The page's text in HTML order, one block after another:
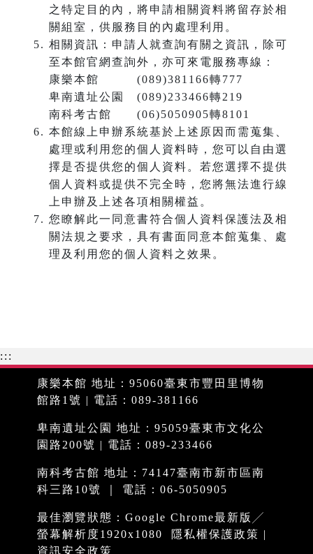
之特定目的內，將申請相關資料將留存於相
關組室，供服務目的內處理利用。
相關資訊：申請人就查詢有關之資訊，除可
至本館官網查詢外，亦可來電服務專線：
康樂本館 (089)381166轉777
卑南遺址公園 (089)233466轉219
南科考古館 (06)5050905轉8101
本館線上申辦系統基於上述原因而需蒐集、
處理或利用您的個人資料時，您可以自由選
擇是否提供您的個人資料。若您選擇不提供
個人資料或提供不完全時，您將無法進行線
上申辦及上述各項相關權益。
您瞭解此一同意書符合個人資料保護法及相
關法規之要求，具有書面同意本館蒐集、處
理及利用您的個人資料之效果。
:::
康樂本館 地址：95060臺東市豐田里博物
館路1號 | 電話：089-381166
卑南遺址公園 地址：95059臺東市文化公
園路200號 | 電話：089-233466
南科考古館 地址：74147臺南市新市區南
科三路10號 ｜ 電話：06-5050905
最佳瀏覽狀態：Google Chrome最新版╱
螢幕解析度1920x1080
隱私權保護政策 |
資訊安全政策